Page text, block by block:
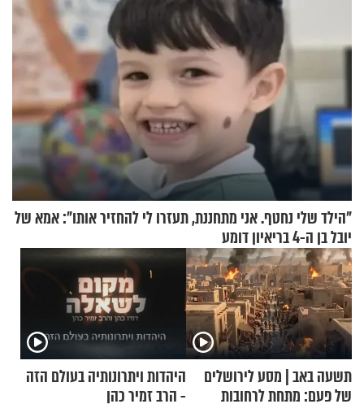
"הילד שלי נחטף. אני מתחננת, תעזרו לי להחזיר אותו": אמא של
יובל בן ה-4 בריאיון דומע
תשעה באב | מסע לירושלים
של פעם: מתחת לרחובות
היהדות ויתרונותיה בעולם הזה
- הרב זמיר כהן